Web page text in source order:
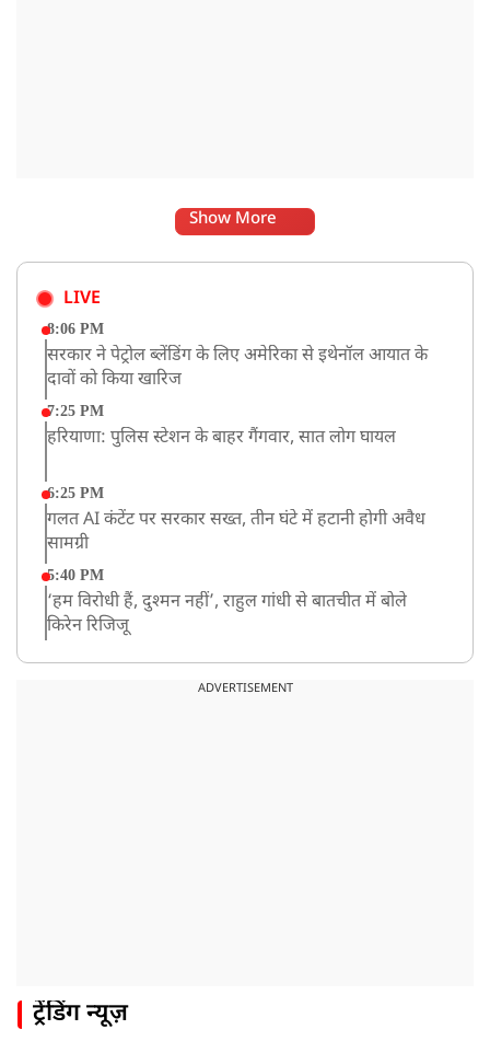
Show More
LIVE
8:06 PM
सरकार ने पेट्रोल ब्लेंडिंग के लिए अमेरिका से इथेनॉल आयात के
दावों को किया खारिज
7:25 PM
हरियाणा: पुलिस स्टेशन के बाहर गैंगवार, सात लोग घायल
6:25 PM
गलत AI कंटेंट पर सरकार सख्त, तीन घंटे में हटानी होगी अवैध
सामग्री
5:40 PM
‘हम विरोधी हैं, दुश्मन नहीं’, राहुल गांधी से बातचीत में बोले
किरेन रिजिजू
झारखंड के छात्रों को CJP का समर्थन, रांची पहुंच रहा CJP का
भारी हंगामे के बीच संसद की कार्यवाही दोपहर दो बजे तक के
ADVERTISEMENT
ट्रेंडिंग न्यूज़